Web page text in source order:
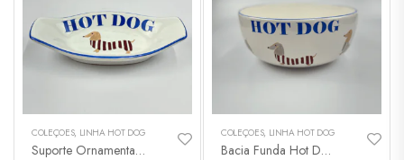
COLEÇÕES, LINHA HOT DOG
Suporte Ornamental Hot Dog
COLEÇÕES, LINHA HOT DOG
Bacia Funda Hot Dog Grande